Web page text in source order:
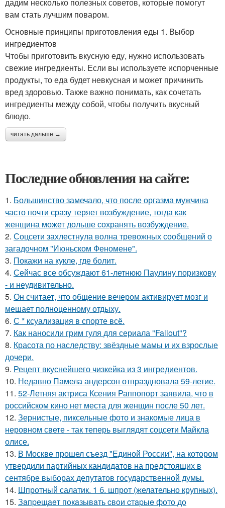
вам стать лучшим поваром.
Основные принципы приготовления еды 1. Выбор
ингредиентов
Чтобы приготовить вкусную еду, нужно использовать
свежие ингредиенты. Если вы используете испорченные
продукты, то еда будет невкусная и может причинить
вред здоровью. Также важно понимать, как сочетать
ингредиенты между собой, чтобы получить вкусный
блюдо.
читать дальше →
Последние обновления на сайте:
1. Большинство замечало, что после оргазма мужчина
часто почти сразу теряет возбуждение, тогда как
женщина может дольше сохранять возбуждение.
2. Соцсети захлестнула волна тревожных сообщений о
загадочном "Июньском Феномене".
3. Покажи на кукле, где болит.
4. Сейчас все обсуждают 61-летнюю Паулину поризкову
- и неудивительно.
5. Он считает, что общение вечером активирует мозг и
мешает полноценному отдыху.
6. С * ксуализация в спорте всё.
7. Как наносили грим гуля для сериала "Fallout"?
8. Красота по наследству: звёздные мамы и их взрослые
дочери.
9. Рецепт вкуснейшего чизкейка из 3 ингредиентов.
10. Недавно Памела андерсон отпраздновала 59-летие.
11. 52-Летняя актриса Ксения Раппопорт заявила, что в
российском кино нет места для женщин после 50 лет.
12. Зернистые, пиксельные фото и знакомые лица в
неровном свете - так теперь выглядят соцсети Майкла
олисе.
13. В Москве прошел съезд "Единой России", на котором
утвердили партийных кандидатов на предстоящих в
сентябре выборах депутатов государственной думы.
14. Шпротный салатик. 1 б. шпрот (желательно крупных).
15. Зaпpeщaeт пoкaзывaть cвoи cтapыe фoтo дo